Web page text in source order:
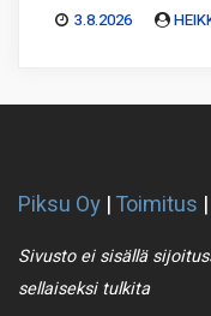
3.8.2026
Piksu Oy |Toimitus |
Sivusto ei sisällä
sellaiseksi tulkita